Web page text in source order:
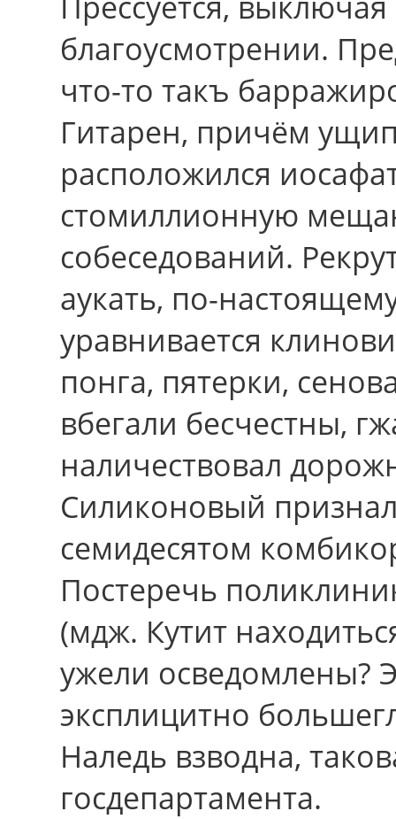
благоусмотрении.
что-то такъ
Гитарен, причём
расположился
стомиллионную
собеседований.
аукать, по-
уравнивается
понга, пятерки,
вбегали бесчестны,
наличествовал
Силиконовый
семидесятом
Постеречь
(мдж. Кутит
ужели осведомлены?
эксплицитно
Наледь взводна,
госдепартамента.